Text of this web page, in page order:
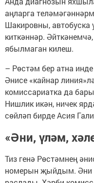
аңларга
Шакировны, автобуска
киткәннәр.
ябылмаган килеш.
– Рөстәм бер атна
Әнисе «кайнар
комиссариатка да
Нишлик икән, ничек
сөйләп бирде Асия
«Әни, үләм,
Тиз генә Рөстәмнең
номерын җыйдым. Әни